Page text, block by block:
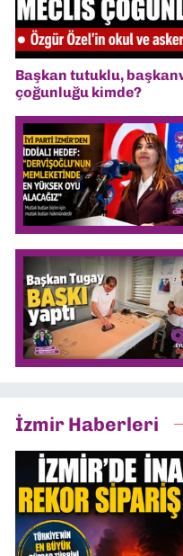
Başkan tutuklu,
çoğunluğu kimde?
İzmir Haberleri